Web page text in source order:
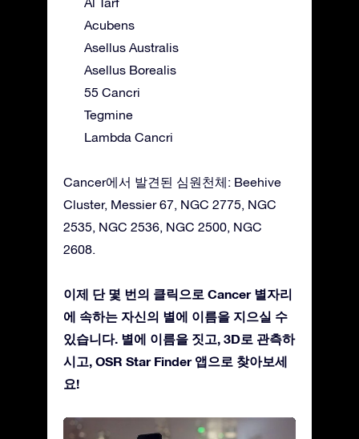
Acubens
Asellus Australis
Asellus Borealis
55 Cancri
Tegmine
Lambda Cancri
Cancer에서 발견된 심원천체: Beehive
Cluster, Messier 67, NGC 2775, NGC
2535, NGC 2536, NGC 2500, NGC
2608.
이제 단 몇 번의 클릭으로 Cancer 별자리
에 속하는 자신의 별에 이름을 지으실 수
있습니다. 별에 이름을 짓고, 3D로 관측하
시고, OSR Star Finder 앱으로 찾아보세
요!